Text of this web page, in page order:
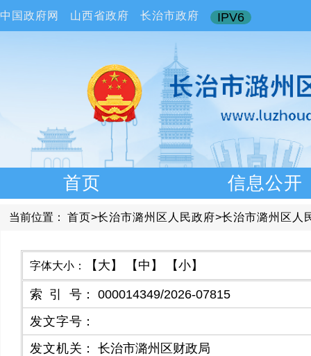
中国政府网 山西省政府 长治市政府 IPV6
首页 信息公开
当前位置： 首页>长治市潞州区人民政府>长治市潞州区人
字体大小： 【大】 【中】 【小】
索引号 ：
000014349/2026-07815
发文字号 ：
发文机关 ：
长治市潞州区财政局